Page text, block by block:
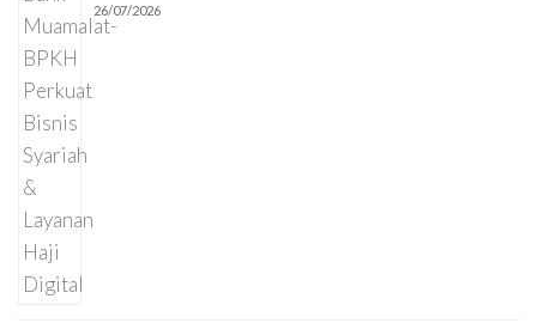
26/07/2026